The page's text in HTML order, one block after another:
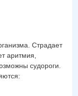
Страдает
аритмия,
судороги.